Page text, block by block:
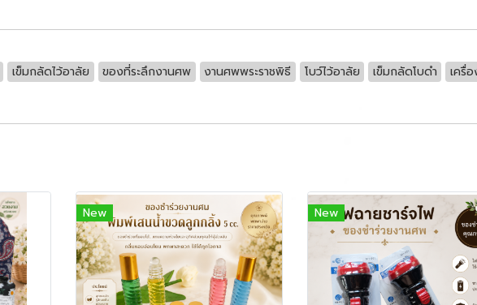
เข็มกลัดไว้อาลัย ของที่ระลึกงานศพ งานศพพระราชพิธี โบว์ไว้อาลัย เข็มกลัดโบดำ เครื่
New New